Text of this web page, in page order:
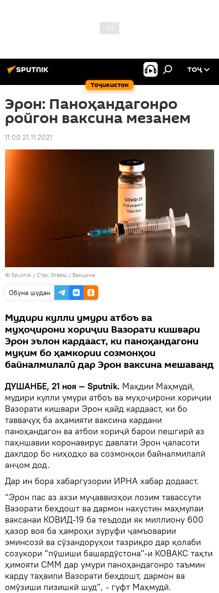
Тоҷикистон
ТОҶ
Эрон: Паноҳандагонро
ройгон ваксина мезанем
11:00 21.11.2021
© Sputnik / Стас Этвеш / Вакцина
Обуна шудан
Мудири кулли умури атбоъ ва
муҳоҷирони хориҷии Вазорати кишвари
Эрон эълон кардааст, ки паноҳандагони
муқим бо ҳамкории созмонҳои
байналмилалӣ дар Эрон ваксина мешаванд
ДУШАНБЕ, 21 ноя — Sputnik. Маҳдии Маҳмудӣ,
мудири кулли умури атбоъ ва муҳоҷирони хориҷии
Вазорати кишвари Эрон қайд кардааст, ки бо
тавваҷуҳ ба аҳамияти ваксина кардани
паноҳандагон ва атбои хориҷӣ барои пешгирӣ аз
паҳншавии коронавирус давлати Эрон ҷаласоти
дахлдор бо ниҳодҳо ва созмонҳои байналмилалӣ
анҷом дод.
Дар ин бора хабаргузории ИРНА хабар додааст.
“Эрон пас аз ахзи муҷаввизҳои лозим тавассути
Вазорати беҳдошт ва дармон нахустин маҳмулаи
ваксанаи КОВИД-19 ба теъдоди як миллиону 600
ҳазор воя ба ҳамроҳи зуруфи ҷамъоварии
эминсозӣ ва сӯзандоруҳои тазриқро дар қолаби
созукори “пӯшиши башардӯстона"-и КОВАКС таҳти
ҳимояти СММ дар умури паноҳандагонро таъмин
карду таҳвили Вазорати беҳдошт, дармон ва
омӯзиши пизишкӣ шуд”, - гуфт Маҳмудӣ.